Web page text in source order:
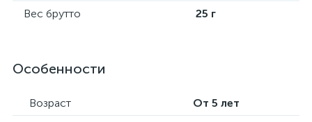
Вес брутто
25 г
Особенности
Возраст От 5 лет